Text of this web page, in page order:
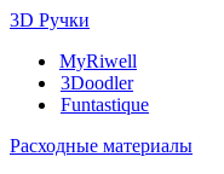
3D Ручки
MyRiwell
3Doodler
Funtastique
Расходные материалы